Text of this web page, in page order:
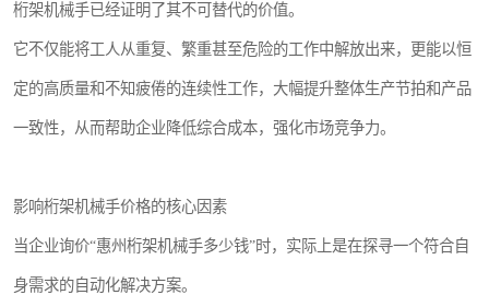
桁架机械手已经证明了其不可替代的价值。
它不仅能将工人从重复、繁重甚至危险的工作中解放出来，更能以恒
定的高质量和不知疲倦的连续性工作，大幅提升整体生产节拍和产品
一致性，从而帮助企业降低综合成本，强化市场竞争力。
影响桁架机械手价格的核心因素
当企业询价“惠州桁架机械手多少钱”时，实际上是在探寻一个符合自
身需求的自动化解决方案。